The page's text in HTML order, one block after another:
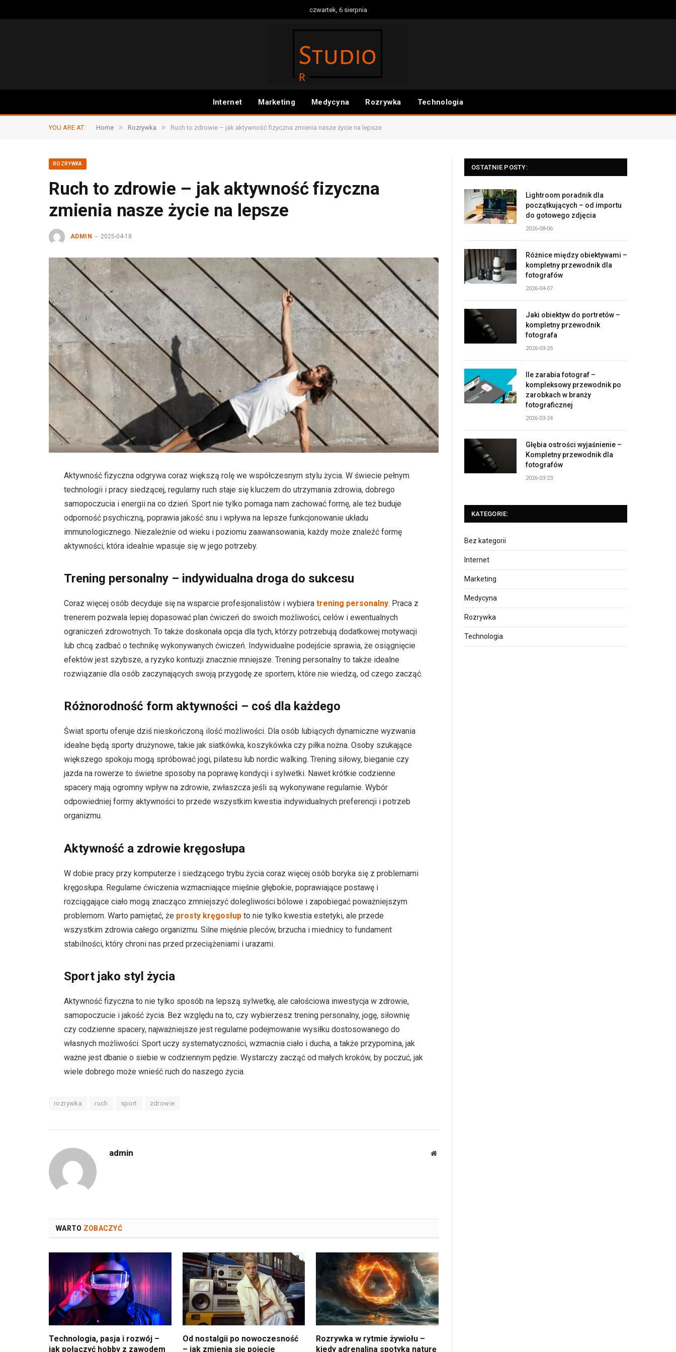
czwartek, 6 sierpnia
Internet Marketing Medycyna Rozrywka Technologia
YOU ARE AT: Home » Rozrywka » Ruch to zdrowie – jak aktywność fizyczna zmienia nasze życie na lepsze
ROZRYWKA
Ruch to zdrowie – jak aktywność fizyczna
zmienia nasze życie na lepsze
ADMIN 2025-04-18
Aktywność fizyczna odgrywa coraz większą rolę we współczesnym stylu życia. W świecie pełnym
technologii i pracy siedzącej, regularny ruch staje się kluczem do utrzymania zdrowia, dobrego
samopoczucia i energii na co dzień. Sport nie tylko pomaga nam zachować formę, ale też buduje
odporność psychiczną, poprawia jakość snu i wpływa na lepsze funkcjonowanie układu
immunologicznego. Niezależnie od wieku i poziomu zaawansowania, każdy może znaleźć formę
aktywności, która idealnie wpasuje się w jego potrzeby.
Trening personalny – indywidualna droga do sukcesu
Coraz więcej osób decyduje się na wsparcie profesjonalistów i wybieratrening personalny. Praca z
trenerem pozwala lepiej dopasować plan ćwiczeń do swoich możliwości, celów i ewentualnych
ograniczeń zdrowotnych. To także doskonała opcja dla tych, którzy potrzebują dodatkowej motywacji
lub chcą zadbać o technikę wykonywanych ćwiczeń. Indywidualne podejście sprawia, że osiągnięcie
efektów jest szybsze, a ryzyko kontuzji znacznie mniejsze. Trening personalny to także idealne
rozwiązanie dla osób zaczynających swoją przygodę ze sportem, które nie wiedzą, od czego zacząć.
Różnorodność form aktywności – coś dla każdego
Świat sportu oferuje dziś nieskończoną ilość możliwości. Dla osób lubiących dynamiczne wyzwania
idealne będą sporty drużynowe, takie jak siatkówka, koszykówka czy piłka nożna. Osoby szukające
większego spokoju mogą spróbować jogi, pilatesu lub nordic walking. Trening siłowy, bieganie czy
jazda na rowerze to świetne sposoby na poprawę kondycji i sylwetki. Nawet krótkie codzienne
spacery mają ogromny wpływ na zdrowie, zwłaszcza jeśli są wykonywane regularnie. Wybór
odpowiedniej formy aktywności to przede wszystkim kwestia indywidualnych preferencji i potrzeb
organizmu.
Aktywność a zdrowie kręgosłupa
W dobie pracy przy komputerze i siedzącego trybu życia coraz więcej osób boryka się z problemami
kręgosłupa. Regularne ćwiczenia wzmacniające mięśnie głębokie, poprawiające postawę i
rozciągające ciało mogą znacząco zmniejszyć dolegliwości bólowe i zapobiegać poważniejszym
problemom. Warto pamiętać, że prosty kręgosłup to nie tylko kwestia estetyki, ale przede
wszystkim zdrowia całego organizmu. Silne mięśnie pleców, brzucha i miednicy to fundament
stabilności, który chroni nas przed przeciążeniami i urazami.
Sport jako styl życia
Aktywność fizyczna to nie tylko sposób na lepszą sylwetkę, ale całościowa inwestycja w zdrowie,
samopoczucie i jakość życia. Bez względu na to, czy wybierzesz trening personalny, jogę, siłownię
czy codzienne spacery, najważniejsze jest regularne podejmowanie wysiłku dostosowanego do
własnych możliwości. Sport uczy systematyczności, wzmacnia ciało i ducha, a także przypomina, jak
ważne jest dbanie o siebie w codziennym pędzie. Wystarczy zacząć od małych kroków, by poczuć, jak
wiele dobrego może wnieść ruch do naszego życia.
rozrywka ruch sport zdrowie
admin Website
WARTO ZOBACZYĆ
Technologia, pasja i rozwój –
jak połączyć hobby z zawodem
Od nostalgii po nowoczesność
– jak zmienia się pojęcie
Rozrywka w rytmie żywiołu –
kiedy adrenalina spotyka naturę
OSTATNIE POSTY:
Lightroom poradnik dla
początkujących – od importu
do gotowego zdjęcia
2026-08-06
Różnice między obiektywami –
kompletny przewodnik dla
fotografów
2026-04-07
Jaki obiektyw do portretów –
kompletny przewodnik
fotografa
2026-03-25
Ile zarabia fotograf –
kompleksowy przewodnik po
zarobkach w branży
fotograficznej
2026-03-24
Głębia ostrości wyjaśnienie –
Kompletny przewodnik dla
fotografów
2026-03-23
KATEGORIE:
Bez kategorii
Internet
Marketing
Medycyna
Rozrywka
Technologia